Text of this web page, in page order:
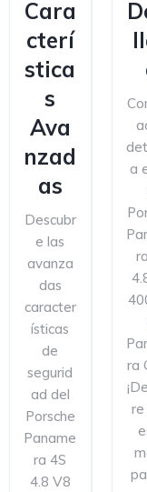
Cara
cterí
stica
s
Ava
nzad
as
Descubr
e las
avanza
das
caracter
ísticas
de
segurid
ad del
Porsche
Paname
ra 4S
4.8 V8
a
ra
re